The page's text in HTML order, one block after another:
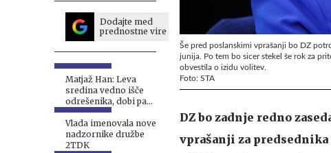
Dodajte med
prednostne vire
Matjaž Han: Leva
sredina vedno išče
odrešenika, dobi pa
Janševo vlado #video
Vlada imenovala nove
nadzornike družbe
2TDK
Še pred poslanskimi vprašanji bo DZ
junija. Po tem bo sicer stekel še rok za
obvestila o izidu volitev.
Foto: STA
DZ bo zadnje redno
vprašanji za